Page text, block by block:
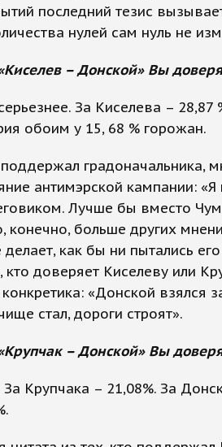
последний тезис
нулей сам нуль не
– Донской» Вы
За Киселева – 28,87
обоим у 15, 68 % горожан.
градоначальника,
антимэрской кампании:
Лучше бы вместо
конечно, больше других
как бы ни пытались
кто доверяет Киселеву или
«Донской взялся
стал, дороги строят».
– Донской» Вы
Крупчака – 21,08%. За